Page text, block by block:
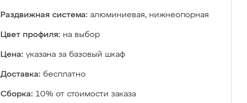
Раздвижная система: алюминиевая, нижнеопорная
Цвет профиля: на выбор
Цена: указана за базовый шкаф
Доставка: бесплатно
Сборка: 10% от стоимости заказа